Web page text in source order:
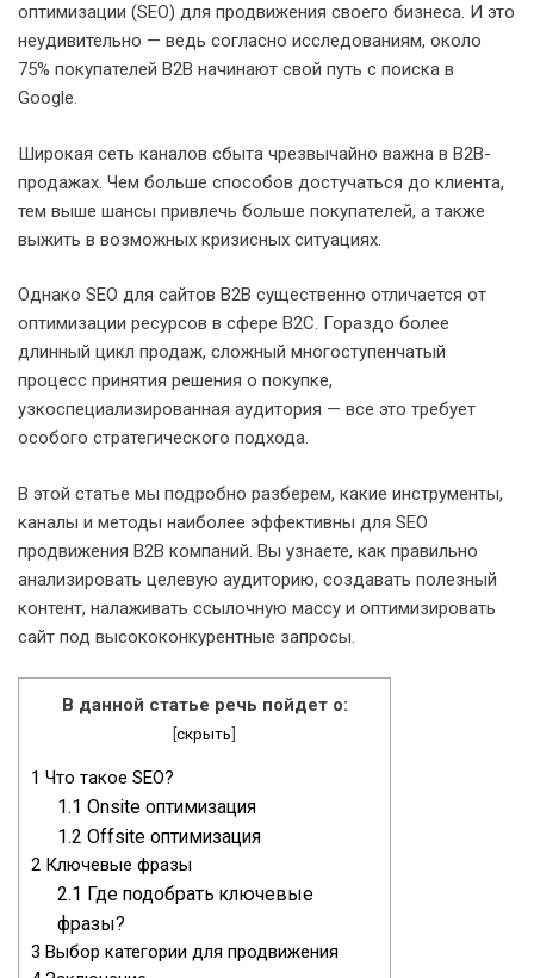
оптимизации (SEO) для продвижения своего бизнеса. И это
неудивительно — ведь согласно исследованиям, около
75% покупателей B2B начинают свой путь с поиска в
Google.
Широкая сеть каналов сбыта чрезвычайно важна в B2B-
продажах. Чем больше способов достучаться до клиента,
тем выше шансы привлечь больше покупателей, а также
выжить в возможных кризисных ситуациях.
Однако SEO для сайтов B2B существенно отличается от
оптимизации ресурсов в сфере B2C. Гораздо более
длинный цикл продаж, сложный многоступенчатый
процесс принятия решения о покупке,
узкоспециализированная аудитория — все это требует
особого стратегического подхода.
В этой статье мы подробно разберем, какие инструменты,
каналы и методы наиболее эффективны для SEO
продвижения B2B компаний. Вы узнаете, как правильно
анализировать целевую аудиторию, создавать полезный
контент, налаживать ссылочную массу и оптимизировать
сайт под высококонкурентные запросы.
В данной статье речь пойдет о:
[скрыть]
1 Что такое SEO?
1.1 Onsite оптимизация
1.2 Offsite оптимизация
2 Ключевые фразы
2.1 Где подобрать ключевые
фразы?
3 Выбор категории для продвижения